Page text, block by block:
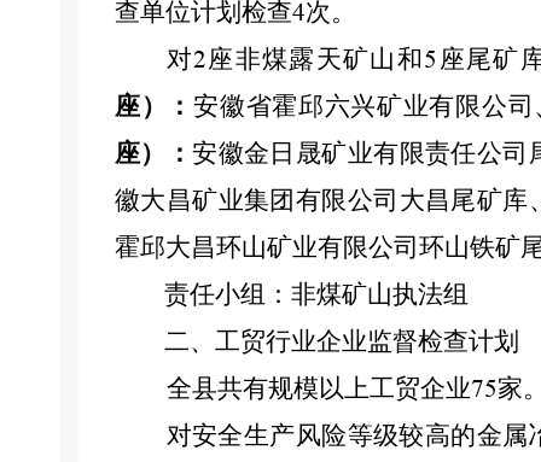
查单位计划检查4次。
对2座非煤露天矿山和5 座尾矿
座）：安徽省霍邱六兴矿业有限公司
座）：安徽金日晟矿业有限责任公司
徽大昌矿业集团有限公司大昌尾矿
霍邱大昌环山矿业有限公司环山铁矿
责任小组：非煤矿山执法组
二、工贸行业企业监督检查计划
全县共有规模以上工贸企业75家
对安全生产风险等级较高的金